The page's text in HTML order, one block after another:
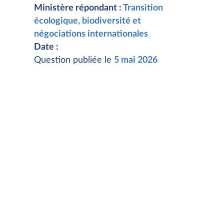
Ministère répondant : Transition
écologique, biodiversité et
négociations internationales
Date :
Question publiée le 5 mai 2026